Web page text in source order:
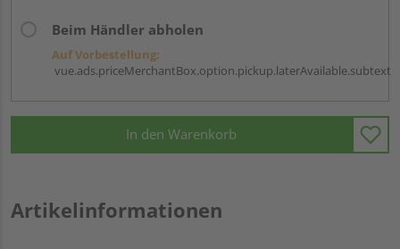
Beim Händler abholen
Auf Vorbestellung:
vue.ads.priceMerchantBox.option.pickup.laterAvailable.subtext
In den Warenkorb
Artikelinformationen